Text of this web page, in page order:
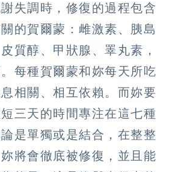
失調時，修復的過程包含
的賀爾蒙：雌激素、胰島
質醇、甲狀腺、睪丸素，
每種賀爾蒙和妳每天所吃
相關、相互依賴。而妳要
三天的時間專注在這七種
是單獨或是結合，在整整
將會徹底被修復，並且能